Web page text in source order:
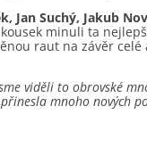
Jan Suchý, Jakub
minuli ta
raut na závěr celé
viděli to obrovské
mnoho nových